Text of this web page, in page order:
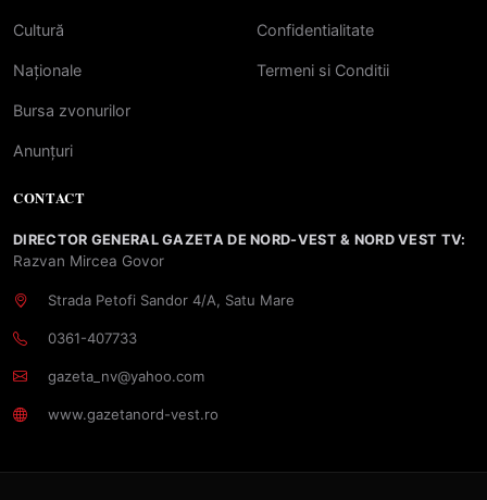
Cultură
Naționale
Bursa zvonurilor
Anunțuri
Confidentialitate
Termeni si Conditii
CONTACT
DIRECTOR GENERAL GAZETA DE NORD-VEST & NORD VEST TV:
Razvan Mircea Govor
Strada Petofi Sandor 4/A, Satu Mare
0361-407733
gazeta_nv@yahoo.com
www.gazetanord-vest.ro